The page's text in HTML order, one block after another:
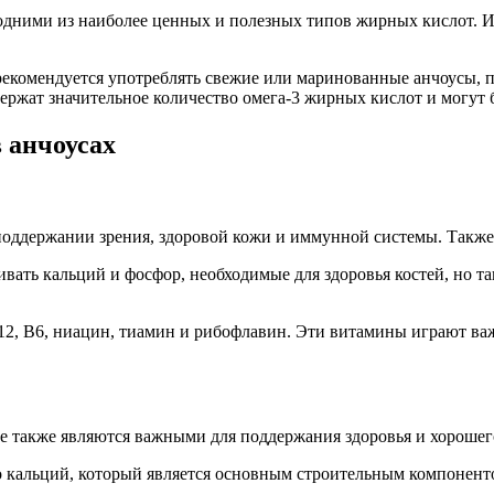
из наиболее ценных и полезных типов жирных кислот.
употреблять свежие или маринованные анчоусы,
значительное количество омега-3 жирных кислот и могут
зрения, здоровой кожи и иммунной системы.
кальций и фосфор, необходимые для здоровья костей, но
B6, ниацин, тиамин и рибофлавин. Эти витамины играют
также являются важными для поддержания здоровья и
который является основным строительным